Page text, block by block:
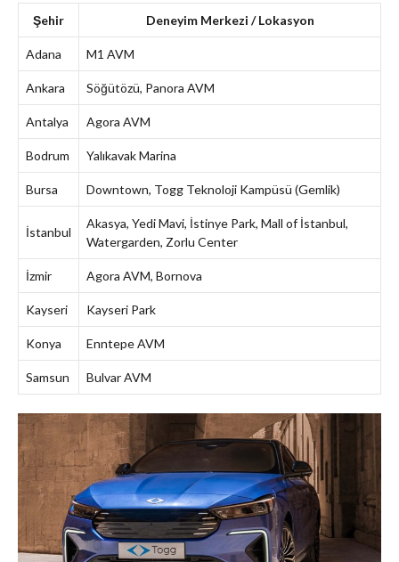
Şehir Deneyim Merkezi / Lokasyon
Adana M1 AVM
Ankara Söğütözü, Panora AVM
Antalya Agora AVM
Bodrum Yalıkavak Marina
Bursa Downtown, Togg Teknoloji Kampüsü (Gemlik)
İstanbul
Akasya, Yedi Mavi, İstinye Park, Mall of İstanbul,
Watergarden, Zorlu Center
İzmir Agora AVM, Bornova
Kayseri Kayseri Park
Konya Enntepe AVM
Samsun Bulvar AVM